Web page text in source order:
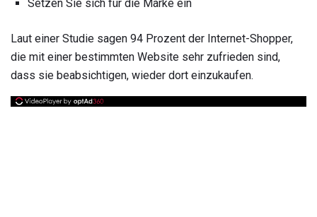
Setzen Sie sich für die Marke ein
Laut einer Studie sagen 94 Prozent der Internet-Shopper,
die mit einer bestimmten Website sehr zufrieden sind,
dass sie beabsichtigen, wieder dort einzukaufen.